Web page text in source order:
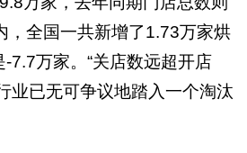
，全国一共新增了1.73万家烘
7.7万家。“关店数远超开店
业已无可争议地踏入一个淘汰